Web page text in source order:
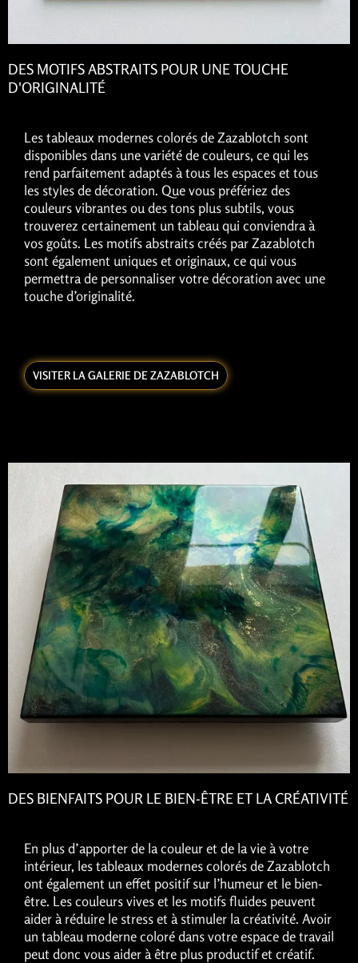
DES MOTIFS ABSTRAITS POUR UNE TOUCHE
D'ORIGINALITÉ
Les tableaux modernes colorés de Zazablotch sont
disponibles dans une variété de couleurs, ce qui les
rend parfaitement adaptés à tous les espaces et tous
les styles de décoration. Que vous préfériez des
couleurs vibrantes ou des tons plus subtils, vous
trouverez certainement un tableau qui conviendra à
vos goûts. Les motifs abstraits créés par Zazablotch
sont également uniques et originaux, ce qui vous
permettra de personnaliser votre décoration avec une
touche d’originalité.
VISITER LA GALERIE DE ZAZABLOTCH
DES BIENFAITS POUR LE BIEN-ÊTRE ET LA CRÉATIVITÉ
En plus d’apporter de la couleur et de la vie à votre
intérieur, les tableaux modernes colorés de Zazablotch
ont également un effet positif sur l’humeur et le bien-
être. Les couleurs vives et les motifs fluides peuvent
aider à réduire le stress et à stimuler la créativité. Avoir
un tableau moderne coloré dans votre espace de travail
peut donc vous aider à être plus productif et créatif.